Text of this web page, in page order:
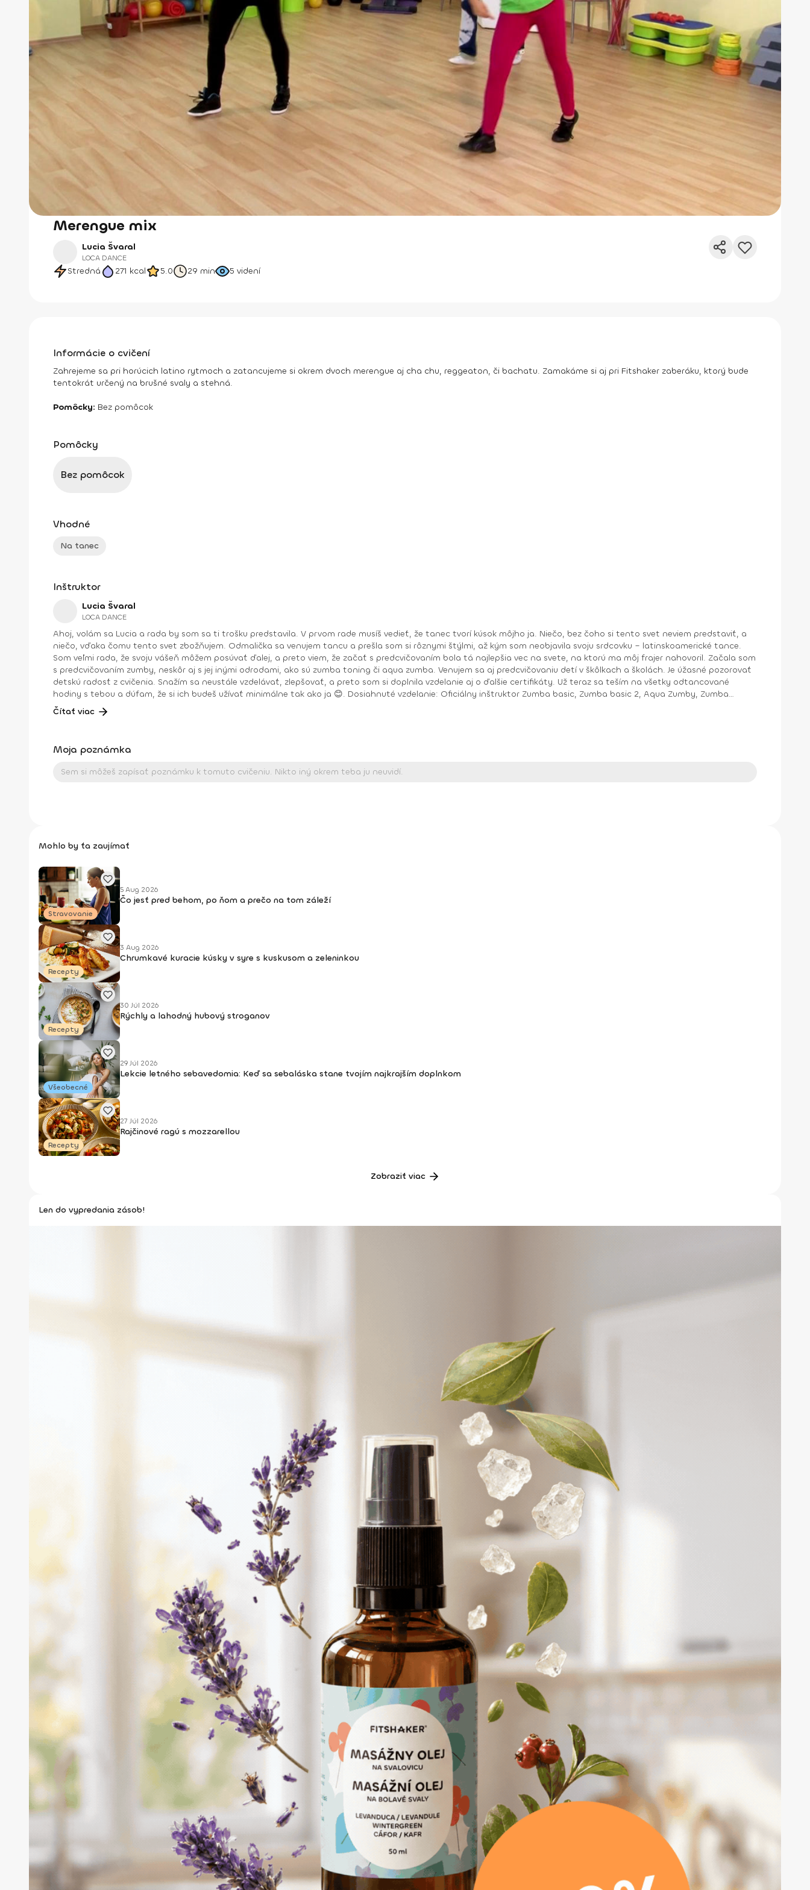
Merengue mix
Lucia Švaral
LOCA DANCE
Stredná 271 kcal 5.0 29 min 5 videní
Informácie o cvičení
Zahrejeme sa pri horúcich latino rytmoch a zatancujeme si okrem dvoch merengue aj cha chu, reggeaton, či bachatu. Zamakáme si aj pri Fitshaker zaberáku, ktorý bude
tentokrát určený na brušné svaly a stehná.
Pomôcky: Bez pomôcok
Pomôcky
Bez pomôcok
Vhodné
Na tanec
Inštruktor
Lucia Švaral
LOCA DANCE
Ahoj, volám sa Lucia a rada by som sa ti trošku predstavila. V prvom rade musíš vedieť, že tanec tvorí kúsok môjho ja. Niečo, bez čoho si tento svet neviem predstaviť, a
niečo, vďaka čomu tento svet zbožňujem. Odmalička sa venujem tancu a prešla som si rôznymi štýlmi, až kým som neobjavila svoju srdcovku – latinskoamerické tance.
Som veľmi rada, že svoju vášeň môžem posúvať ďalej, a preto viem, že začať s predcvičovaním bola tá najlepšia vec na svete, na ktorú ma môj frajer nahovoril. Začala som
s predcvičovaním zumby, neskôr aj s jej inými odrodami, ako sú zumba toning či aqua zumba. Venujem sa aj predcvičovaniu detí v škôlkach a školách. Je úžasné pozorovať
detskú radosť z cvičenia. Snažím sa neustále vzdelávať, zlepšovať, a preto som si doplnila vzdelanie aj o ďalšie certifikáty. Už teraz sa teším na všetky odtancované
hodiny s tebou a dúfam, že si ich budeš užívať minimálne tak ako ja 😊. Dosiahnuté vzdelanie: Oficiálny inštruktor Zumba basic, Zumba basic 2, Aqua Zumby, Zumba
Toning Inštruktor Aerobiku I. kvalifikačného stupňa Inštruktor Body worku Inštruktor Kid fitu Inštruktor Integrated Power Stretchu Výživový poradca Osobný tréner vo
fitnescentre
Čítať viac
Moja poznámka
Mohlo by ťa zaujímať
Stravovanie
5 Aug 2026
Čo jesť pred behom, po ňom a prečo na tom záleží
Recepty
3 Aug 2026
Chrumkavé kuracie kúsky v syre s kuskusom a zeleninkou
Recepty
30 Júl 2026
Rýchly a lahodný hubový stroganov
Všeobecné
29 Júl 2026
Lekcie letného sebavedomia: Keď sa sebaláska stane tvojím najkrajším doplnkom
Recepty
27 Júl 2026
Rajčinové ragú s mozzarellou
Zobraziť viac
Len do vypredania zásob!